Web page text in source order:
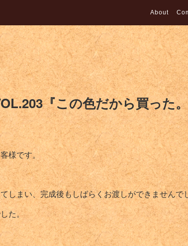
About
『この色だから買った
様です。
しまい、完成後もしばらくお渡しができませんで
た。